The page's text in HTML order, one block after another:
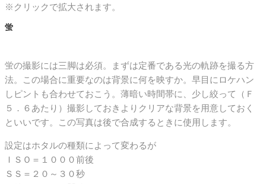
※クリックで拡大されます。
蛍
蛍の撮影には三脚は必須。まずは定番である光の軌跡を撮る方
法。この場合に重要なのは背景に何を映すか。早目にロケハン
しピントも合わせておこう。薄暗い時間帯に、少し絞って（Ｆ
５．６あたり）撮影しておきよりクリアな背景を用意しておく
といいです。この写真は後で合成するときに使用します。
設定はホタルの種類によって変わるが
ＩＳＯ＝１０００前後
ＳＳ＝２０～３０秒